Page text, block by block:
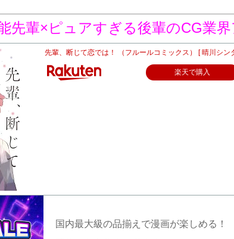
先輩×ピュアすぎる後輩のCG業界
先輩、断じて恋では！ （フルールコミックス） [ 晴川シン
楽天で購入
国内最大級の品揃えで漫画が楽しめる！